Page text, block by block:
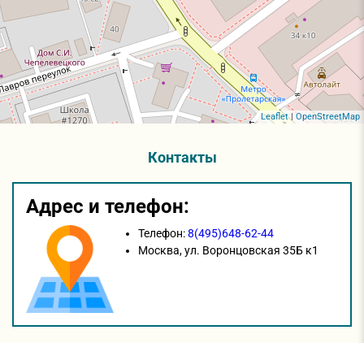
Leaflet| OpenStreetMap
Контакты
Адрес и телефон:
Телефон:8(495)648-62-44
Москва,ул. Воронцовская 35Б к1